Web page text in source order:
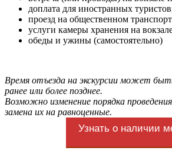
доплата для иностранных
проезд на общественном
услуги камеры хранения на
обеды и ужины (самостоятельно)
Время отъезда на экскурсии может
ранее или более позднее.
Возможно изменение порядка
замена их на равноценные.
Узнать о наличии